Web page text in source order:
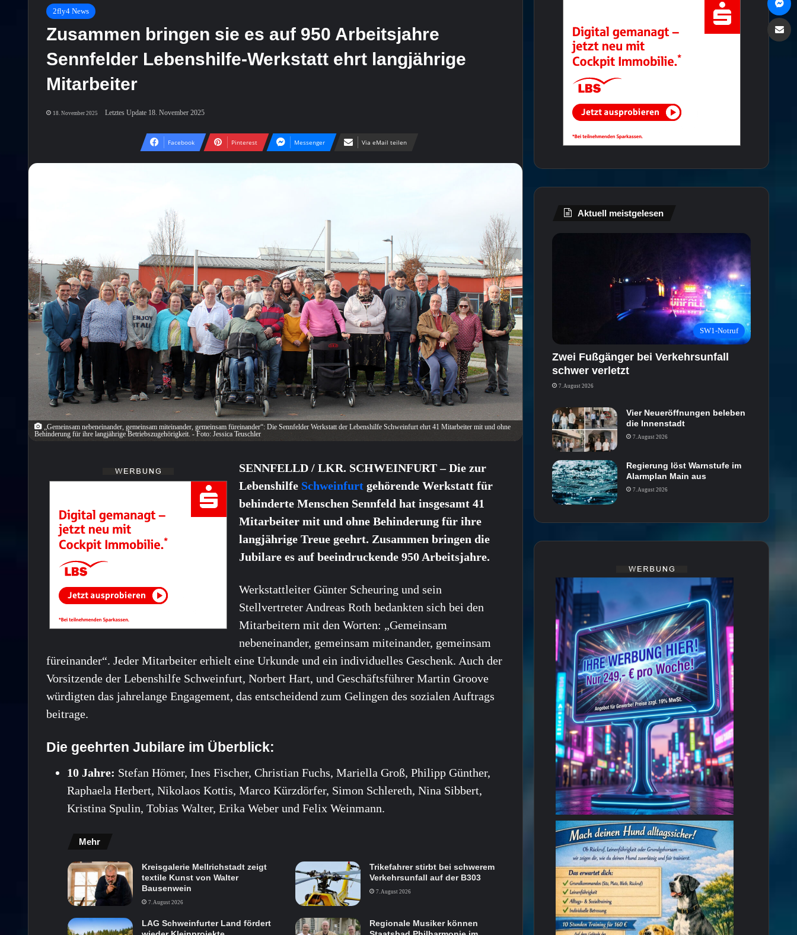
2fly4 News
Zusammen bringen sie es auf 950 Arbeitsjahre
Sennfelder Lebenshilfe-Werkstatt ehrt langjährige
Mitarbeiter
18. November 2025 Letztes Update 18. November 2025
Facebook Pinterest Messenger Via eMail teilen
„Gemeinsam nebeneinander, gemeinsam miteinander, gemeinsam füreinander“: Die Sennfelder Werkstatt der Lebenshilfe Schweinfurt ehrt 41 Mitarbeiter mit und ohne
Behinderung für ihre langjährige Betriebszugehörigkeit. - Foto: Jessica Teuschler
SENNFELLD / LKR. SCHWEINFURT – Die zur
Lebenshilfe Schweinfurt gehörende Werkstatt für
behinderte Menschen Sennfeld hat insgesamt 41
Mitarbeiter mit und ohne Behinderung für ihre
langjährige Treue geehrt. Zusammen bringen die
Jubilare es auf beeindruckende 950 Arbeitsjahre.
Werkstattleiter Günter Scheuring und sein
Stellvertreter Andreas Roth bedankten sich bei den
Mitarbeitern mit den Worten: „Gemeinsam
nebeneinander, gemeinsam miteinander, gemeinsam
füreinander“. Jeder Mitarbeiter erhielt eine Urkunde und ein individuelles Geschenk. Auch der
Vorsitzende der Lebenshilfe Schweinfurt, Norbert Hart, und Geschäftsführer Martin Groove
würdigten das jahrelange Engagement, das entscheidend zum Gelingen des sozialen Auftrags
beitrage.
Die geehrten Jubilare im Überblick:
10 Jahre: Stefan Hömer, Ines Fischer, Christian Fuchs, Mariella Groß, Philipp Günther,
Raphaela Herbert, Nikolaos Kottis, Marco Kürzdörfer, Simon Schlereth, Nina Sibbert,
Kristina Spulin, Tobias Walter, Erika Weber und Felix Weinmann.
Mehr
Kreisgalerie Mellrichstadt zeigt
textile Kunst von Walter
Bausenwein
7. August 2026
Trikefahrer stirbt bei schwerem
Verkehrsunfall auf der B303
7. August 2026
LAG Schweinfurter Land fördert
Regionale Musiker können
Aktuell meistgelesen
SW1-Notruf
Zwei Fußgänger bei Verkehrsunfall
schwer verletzt
7. August 2026
Vier Neueröffnungen beleben
die Innenstadt
7. August 2026
Regierung löst Warnstufe im
Alarmplan Main aus
7. August 2026